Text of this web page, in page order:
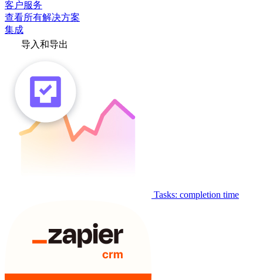
客户服务
查看所有解决方案
集成
导入和导出
Tasks: completion time